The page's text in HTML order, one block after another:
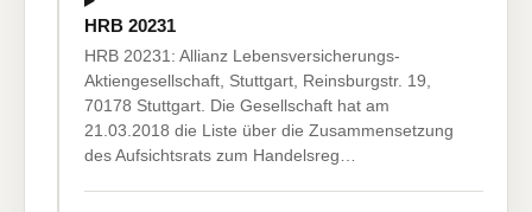
HRB 20231
HRB 20231: Allianz Lebensversicherungs-
Aktiengesellschaft, Stuttgart, Reinsburgstr. 19,
70178 Stuttgart. Die Gesellschaft hat am
21.03.2018 die Liste über die Zusammensetzung
des Aufsichtsrats zum Handelsreg…